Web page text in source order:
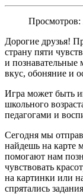
Просмотров:
Дорогие друзья!
страну пяти
и познавательные
вкус, обоняние и
Игра может быть
школьного
педагогами и
Сегодня мы
найдешь на карте
помогают нам
чувствовать
на картинки или
спрятались